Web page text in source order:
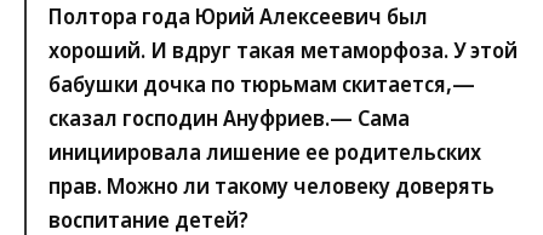
Полтора года Юрий Алексеевич был
хороший. И вдруг такая метаморфоза. У этой
бабушки дочка по тюрьмам скитается,—
сказал господин Ануфриев.— Сама
инициировала лишение ее родительских
прав. Можно ли такому человеку доверять
воспитание детей?